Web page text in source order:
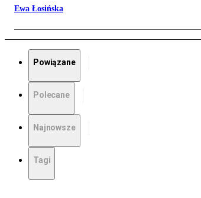
Ewa Łosińska
Powiązane
Polecane
Najnowsze
Tagi